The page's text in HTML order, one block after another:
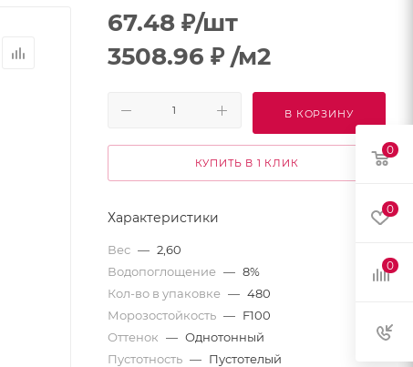
67.48 ₽/шт
3508.96 ₽ /м2
В КОРЗИНУ
КУПИТЬ В 1 КЛИК
Характеристики
Вес — 2,60
Водопоглощение — 8%
Кол-во в упаковке — 480
Морозостойкость — F100
Оттенок — Однотонный
Пустотность — Пустотелый
0
0
0